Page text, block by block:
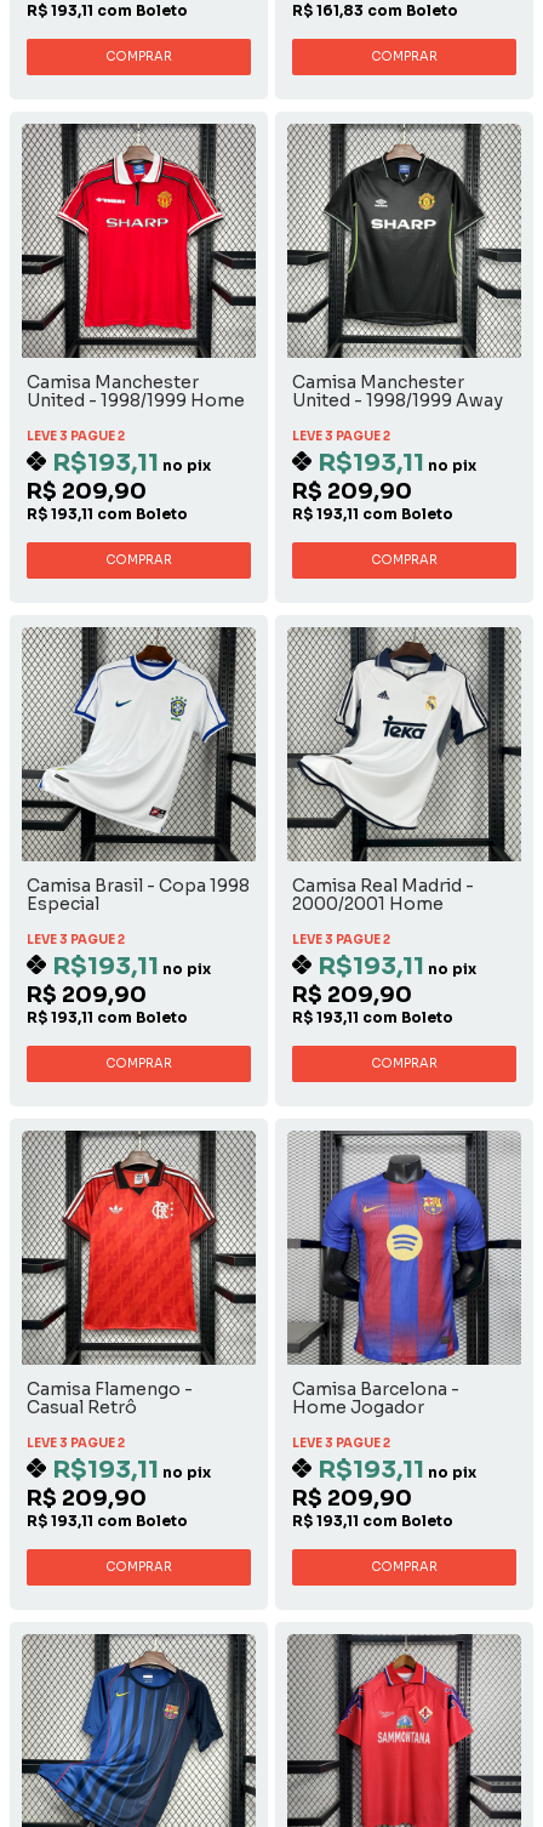
R$ 193,11 com Boleto
COMPRAR
R$ 161,83 com Boleto
COMPRAR
Camisa Manchester
United - 1998/1999 Home
LEVE 3 PAGUE 2
R$193,11 no pix
R$ 209,90
R$ 193,11 com Boleto
COMPRAR
Camisa Manchester
United - 1998/1999 Away
LEVE 3 PAGUE 2
R$193,11 no pix
R$ 209,90
R$ 193,11 com Boleto
COMPRAR
Camisa Brasil - Copa 1998
Especial
LEVE 3 PAGUE 2
R$193,11 no pix
R$ 209,90
R$ 193,11 com Boleto
COMPRAR
Camisa Real Madrid -
2000/2001 Home
LEVE 3 PAGUE 2
R$193,11 no pix
R$ 209,90
R$ 193,11 com Boleto
COMPRAR
Camisa Flamengo -
Casual Retrô
LEVE 3 PAGUE 2
R$193,11 no pix
R$ 209,90
R$ 193,11 com Boleto
COMPRAR
Camisa Barcelona -
Home Jogador
LEVE 3 PAGUE 2
R$193,11 no pix
R$ 209,90
R$ 193,11 com Boleto
COMPRAR